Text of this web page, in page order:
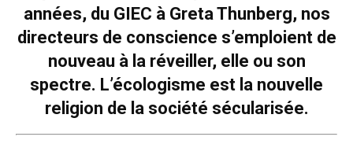
années, du GIEC à Greta Thunberg, nos
directeurs de conscience s’emploient de
nouveau à la réveiller, elle ou son
spectre. L’écologisme est la nouvelle
religion de la société sécularisée.